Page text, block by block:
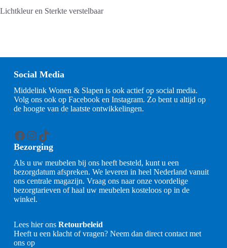
Lichtkleur en Sterkte verstelbaar
Social Media
Middelink Wonen & Slapen is ook actief op social media.
Volg ons ook op Facebook en Instagram. Zo bent u altijd op
de hoogte van de laatste ontwikkelingen.
Facebook
Instagram
TikTok
Bezorging
Als u uw meubelen bij ons heeft besteld, kunt u een
bezorgdatum afspreken. We leveren in heel Nederland vanuit
ons centrale magazijn. Vraag ons naar onze voordelige
bezorgtarieven of haal uw meubelen kosteloos op in de
winkel.
Lees hier ons Retourbeleid
Heeft u een klacht of vragen? Neem dan direct contact met
ons op